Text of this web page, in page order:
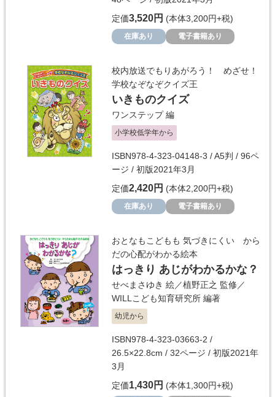
定価3,520円 (本体3,200円+税)
在庫あり 電子書籍あり
校内放送でもりあがろう！ めざせ！
学校なぞなぞクイズ王
いきものクイズ
ワンステップ編
小学校低学年から
ISBN978-4-323-04148-3 / A5判 / 96ペ
ージ / 初版2021年3月
定価2,420円 (本体2,200円+税)
在庫あり 電子書籍あり
おとなもこどもも 気づきにくい から
だの心配がわかる絵本
はっきり あじがわかるかな？
せべまさゆき 絵／植野正之 監修／
WILLこども知育研究所 編著
幼児から
ISBN978-4-323-03663-2 /
26.5×22.8cm / 32ページ / 初版2021年
3月
定価1,430円 (本体1,300円+税)